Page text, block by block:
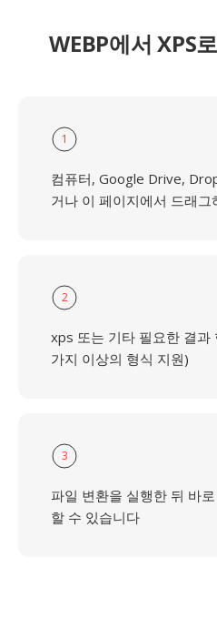
WEBP에서 XPS
1
컴퓨터, Google Drive,
거나 이 페이지에서 드래그
2
xps 또는 기타 필요한 결과
가지 이상의 형식 지원)
3
파일 변환을 실행한 뒤 바
할 수 있습니다